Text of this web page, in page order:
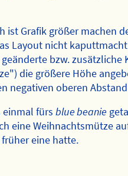
ist Grafik größer machen
Layout nicht
bzw. zusätzliche
die größere Höhe
negativen oberen
einmal fürs blue beanie
eine Weihnachtsmütze
eine hatte.